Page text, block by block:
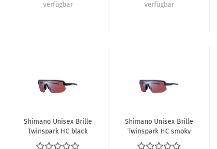
verfügbar
verfügbar
Shimano Unisex Brille
Twinspark HC black
Shimano Unisex Brille
Twinspark HC smoky
navy